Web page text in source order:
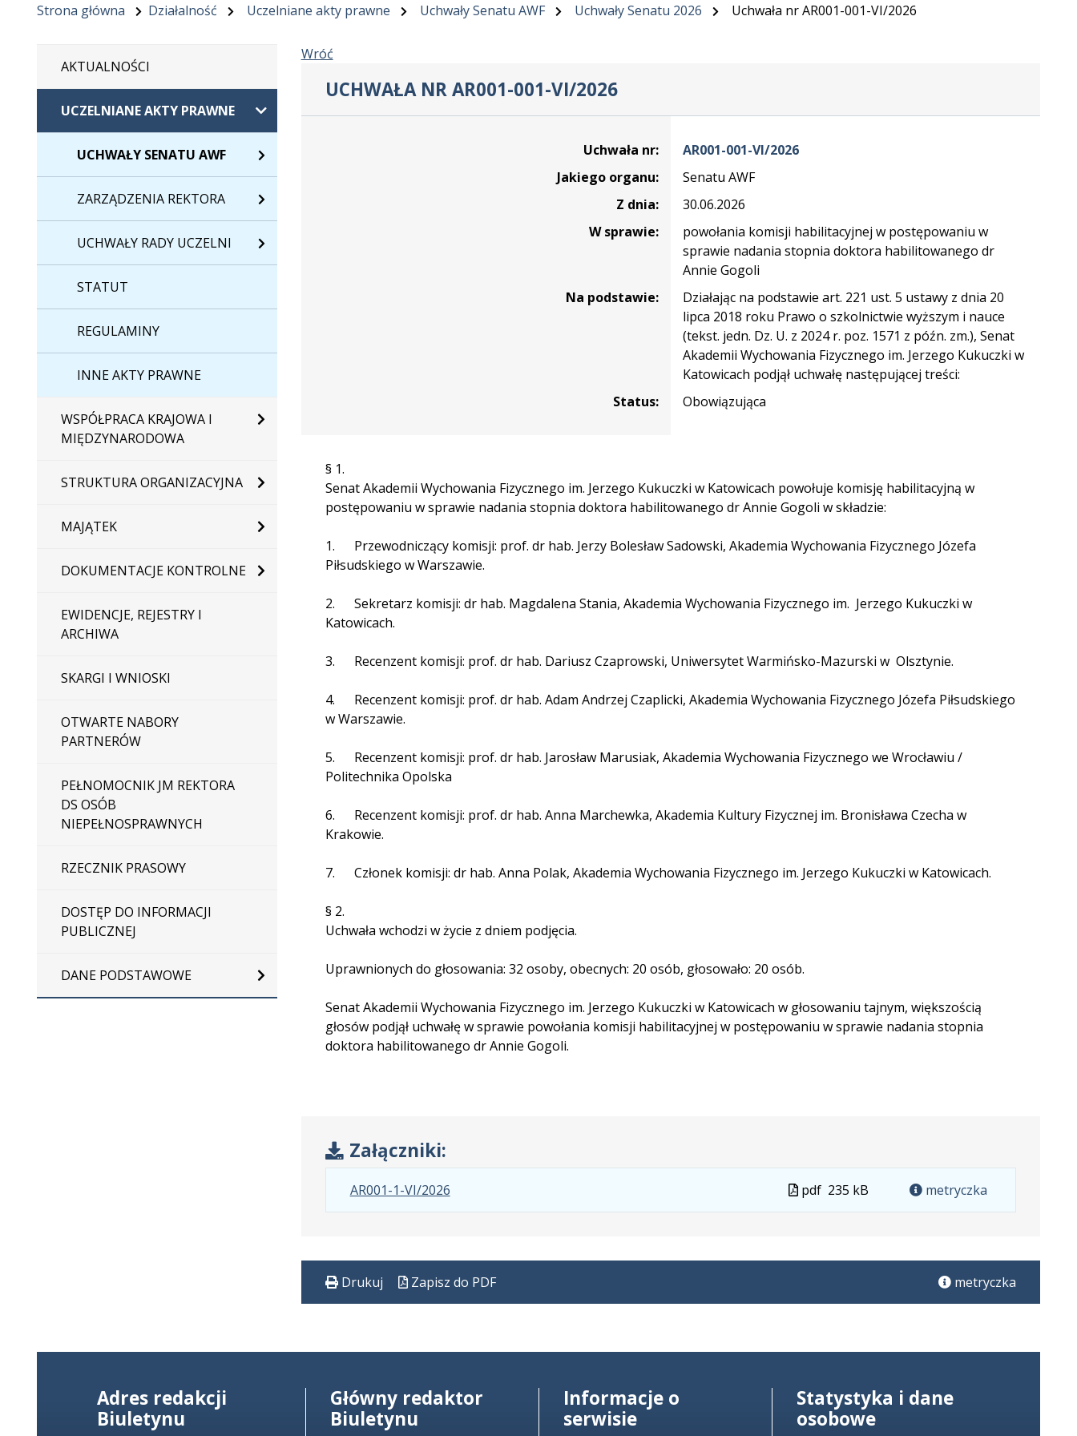
Strona główna Działalność Uczelniane akty prawne Uchwały Senatu AWF Uchwały Senatu 2026 Uchwała nr AR001-001-VI/2026
AKTUALNOŚCI
UCZELNIANE AKTY PRAWNE
UCHWAŁY SENATU AWF
ZARZĄDZENIA REKTORA
UCHWAŁY RADY UCZELNI
STATUT
REGULAMINY
INNE AKTY PRAWNE
WSPÓŁPRACA KRAJOWA I
MIĘDZYNARODOWA
STRUKTURA ORGANIZACYJNA
MAJĄTEK
DOKUMENTACJE KONTROLNE
EWIDENCJE, REJESTRY I
ARCHIWA
SKARGI I WNIOSKI
OTWARTE NABORY
PARTNERÓW
PEŁNOMOCNIK JM REKTORA
DS OSÓB
NIEPEŁNOSPRAWNYCH
RZECZNIK PRASOWY
DOSTĘP DO INFORMACJI
PUBLICZNEJ
DANE PODSTAWOWE
Wróć
UCHWAŁA NR AR001-001-VI/2026
Uchwała nr:
AR001-001-VI/2026
Jakiego organu:
Senatu AWF
Z dnia:
30.06.2026
W sprawie:
powołania komisji habilitacyjnej w postępowaniu w
sprawie nadania stopnia doktora habilitowanego dr
Annie Gogoli
Na podstawie:
Działając na podstawie art. 221 ust. 5 ustawy z dnia 20
lipca 2018 roku Prawo o szkolnictwie wyższym i nauce
(tekst. jedn. Dz. U. z 2024 r. poz. 1571 z późn. zm.), Senat
Akademii Wychowania Fizycznego im. Jerzego Kukuczki w
Katowicach podjął uchwałę następującej treści:
Status:
Obowiązująca
§ 1.
Senat Akademii Wychowania Fizycznego im. Jerzego Kukuczki w Katowicach powołuje komisję habilitacyjną w
postępowaniu w sprawie nadania stopnia doktora habilitowanego dr Annie Gogoli w składzie:
1. Przewodniczący komisji: prof. dr hab. Jerzy Bolesław Sadowski, Akademia Wychowania Fizycznego Józefa
Piłsudskiego w Warszawie.
2. Sekretarz komisji: dr hab. Magdalena Stania, Akademia Wychowania Fizycznego im. Jerzego Kukuczki w
Katowicach.
3. Recenzent komisji: prof. dr hab. Dariusz Czaprowski, Uniwersytet Warmińsko-Mazurski w Olsztynie.
4. Recenzent komisji: prof. dr hab. Adam Andrzej Czaplicki, Akademia Wychowania Fizycznego Józefa Piłsudskiego
w Warszawie.
5. Recenzent komisji: prof. dr hab. Jarosław Marusiak, Akademia Wychowania Fizycznego we Wrocławiu /
Politechnika Opolska
6. Recenzent komisji: prof. dr hab. Anna Marchewka, Akademia Kultury Fizycznej im. Bronisława Czecha w
Krakowie.
7. Członek komisji: dr hab. Anna Polak, Akademia Wychowania Fizycznego im. Jerzego Kukuczki w Katowicach.
§ 2.
Uchwała wchodzi w życie z dniem podjęcia.
Uprawnionych do głosowania: 32 osoby, obecnych: 20 osób, głosowało: 20 osób.
Senat Akademii Wychowania Fizycznego im. Jerzego Kukuczki w Katowicach w głosowaniu tajnym, większością
głosów podjął uchwałę w sprawie powołania komisji habilitacyjnej w postępowaniu w sprawie nadania stopnia
doktora habilitowanego dr Annie Gogoli.
Załączniki:
AR001-1-VI/2026.
pdf
.
kB
.
nowej
karcie.
Plik
pdf 235 kB metryczka
Drukuj Zapisz do PDF metryczka
Adres redakcji
Biuletynu
Główny redaktor
Biuletynu
Informacje o
serwisie
Statystyka i dane
osobowe